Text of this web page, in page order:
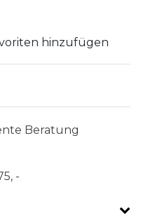
hinzufügen
Beratung
-